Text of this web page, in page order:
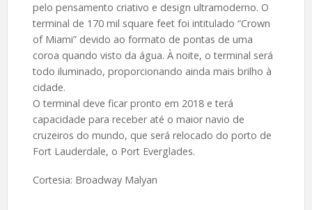
pelo pensamento criativo e design ultramoderno. O
terminal de 170 mil square feet foi intitulado “Crown
of Miami” devido ao formato de pontas de uma
coroa quando visto da água. À noite, o terminal será
todo iluminado, proporcionando ainda mais brilho à
cidade.
O terminal deve ficar pronto em 2018 e terá
capacidade para receber até o maior navio de
cruzeiros do mundo, que será relocado do porto de
Fort Lauderdale, o Port Everglades.
Cortesia: Broadway Malyan